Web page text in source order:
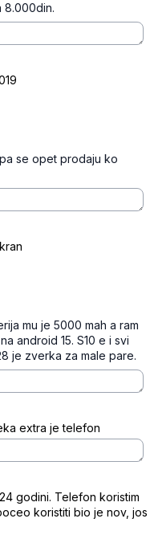
8.000din.
se opet prodaju ko
mu je 5000 mah a ram
android 15. S10 e i svi
je zverka za male pare.
extra je telefon
godini. Telefon koristim
koristiti bio je nov, jos